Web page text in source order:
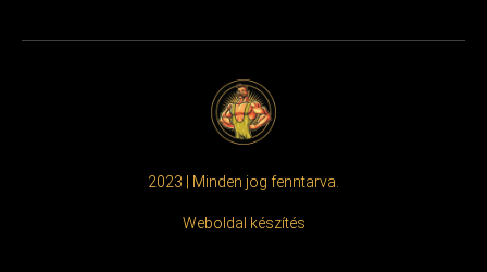
2023 | Minden jog fenntarva.
Weboldal készítés